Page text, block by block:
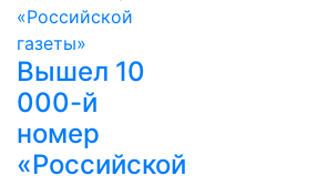
Вышел 10
000-й
номер
«Российской